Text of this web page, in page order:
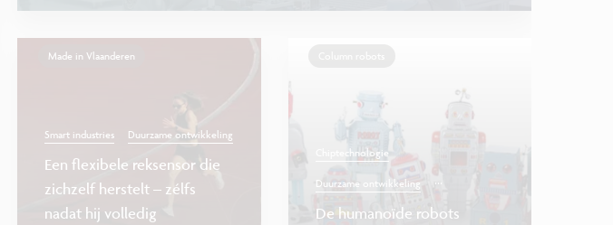
Made in Vlaanderen
Smart industries Duurzame ontwikkeling
Een flexibele reksensor die
zichzelf herstelt – zélfs
nadat hij volledig
Chiptechnologie
Duurzame ontwikkeling ...
De humanoïde robots